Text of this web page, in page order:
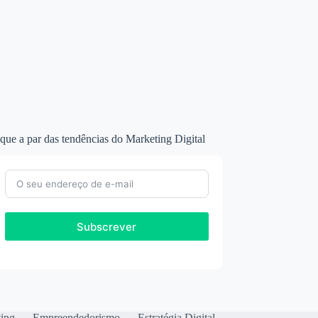
a par das tendências do Marketing Digital
Subscrever